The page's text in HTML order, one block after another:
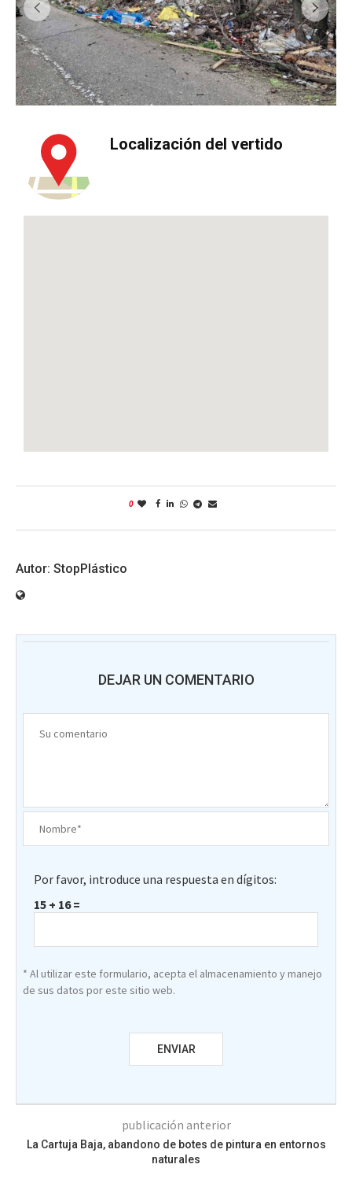
Localización del vertido
0
StopPlástico
DEJAR UN COMENTARIO
Por favor, introduce una respuesta en dígitos:
15 + 16 =
* Al utilizar este formulario, acepta el almacenamiento y manejo
de sus datos por este sitio web.
publicación anterior
La Cartuja Baja, abandono de botes de pintura en entornos
naturales